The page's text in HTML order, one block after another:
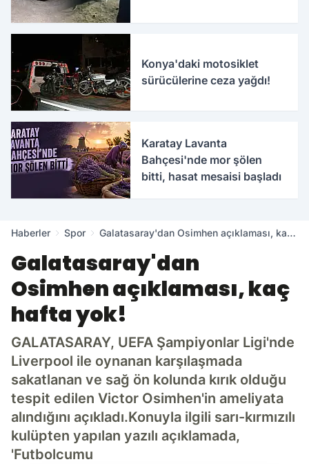
Konya'daki motosiklet
sürücülerine ceza yağdı!
Karatay Lavanta
Bahçesi'nde mor şölen
bitti, hasat mesaisi başladı
Haberler Spor
Galatasaray'dan Osimhen açıklaması, kaç
Galatasaray'dan
Osimhen açıklaması, kaç
hafta yok!
GALATASARAY, UEFA Şampiyonlar Ligi'nde
Liverpool ile oynanan karşılaşmada
sakatlanan ve sağ ön kolunda kırık olduğu
tespit edilen Victor Osimhen'in ameliyata
alındığını açıkladı.Konuyla ilgili sarı-kırmızılı
kulüpten yapılan yazılı açıklamada,
'Futbolcumu